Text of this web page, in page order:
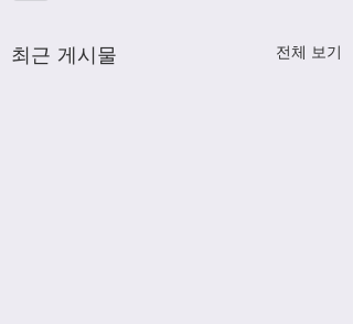
최근 게시물 전체 보기